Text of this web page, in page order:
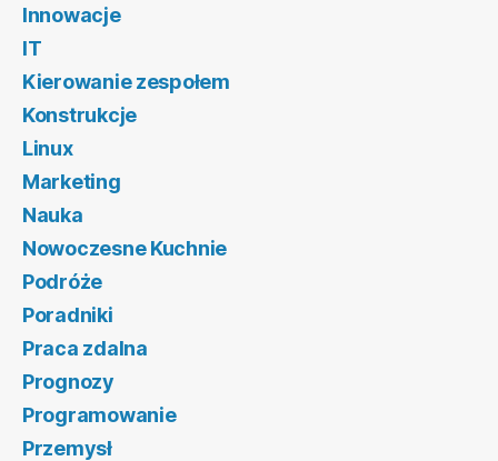
Innowacje
IT
Kierowanie zespołem
Konstrukcje
Linux
Marketing
Nauka
Nowoczesne Kuchnie
Podróże
Poradniki
Praca zdalna
Prognozy
Programowanie
Przemysł